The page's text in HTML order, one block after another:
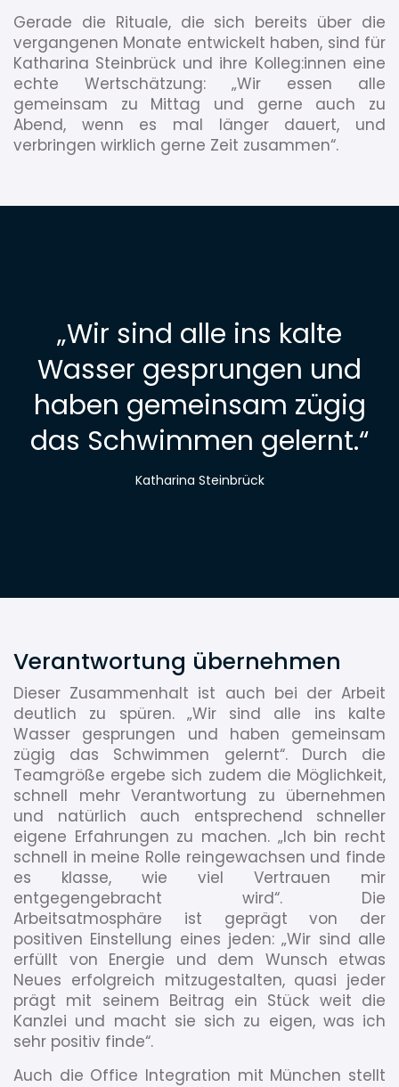
Gerade die Rituale, die sich bereits über die
vergangenen Monate entwickelt haben, sind für
Katharina Steinbrück und ihre Kolleg:innen eine
echte Wertschätzung: „Wir essen alle
gemeinsam zu Mittag und gerne auch zu
Abend, wenn es mal länger dauert, und
verbringen wirklich gerne Zeit zusammen“.
„Wir sind alle ins kalte
Wasser gesprungen und
haben gemeinsam zügig
das Schwimmen gelernt.“
Katharina Steinbrück
Verantwortung übernehmen
Dieser Zusammenhalt ist auch bei der Arbeit
deutlich zu spüren. „Wir sind alle ins kalte
Wasser gesprungen und haben gemeinsam
zügig das Schwimmen gelernt“. Durch die
Teamgröße ergebe sich zudem die Möglichkeit,
schnell mehr Verantwortung zu übernehmen
und natürlich auch entsprechend schneller
eigene Erfahrungen zu machen. „Ich bin recht
schnell in meine Rolle reingewachsen und finde
es klasse, wie viel Vertrauen mir
entgegengebracht wird“. Die
Arbeitsatmosphäre ist geprägt von der
positiven Einstellung eines jeden: „Wir sind alle
erfüllt von Energie und dem Wunsch etwas
Neues erfolgreich mitzugestalten, quasi jeder
prägt mit seinem Beitrag ein Stück weit die
Kanzlei und macht sie sich zu eigen, was ich
sehr positiv finde“.
Auch die Office Integration mit München stellt